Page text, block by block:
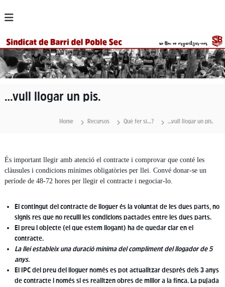
t
o
c
o
…vull llogar un pis.
Home Recursos Què fer si…? …vull llogar un pis.
És important llegir amb atenció el contracte i comprovar que conté les
clàusules i condicions mínimes obligatòries per llei. Convé donar-se un
període de 48-72 hores per llegir el contracte i negociar-lo.
El contingut del contracte de lloguer és la voluntat de les dues parts, no
signis res que no reculli les condicions pactades entre les dues parts.
El preu i objecte (el que estem llogant) ha de quedar clar en el
contracte.
La llei estableix una duració mínima del compliment del llogador de 5
anys.
El IPC del preu del lloguer només es pot actualitzar després dels 3 anys
de contracte i només si es realitzen obres de millor a la finca. La pujada